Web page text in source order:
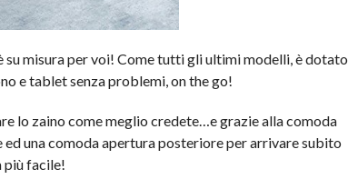
misura per voi! Come tutti gli ultimi modelli, è dotato
e tablet senza problemi, on the go!
lo zaino come meglio credete…e grazie alla comoda
una comoda apertura posteriore per arrivare subito
più facile!